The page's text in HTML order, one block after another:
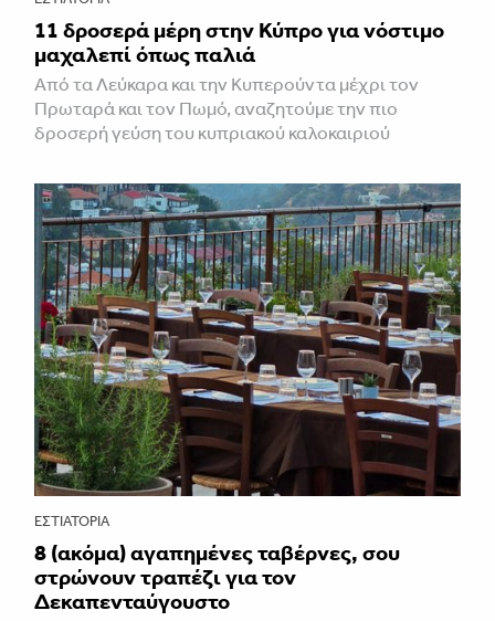
11 δροσερά μέρη στην Κύπρο για νόστιμο
μαχαλεπί όπως παλιά
Από τα Λεύκαρα και την Κυπερούντα μέχρι τον
Πρωταρά και τον Πωμό, αναζητούμε την πιο
δροσερή γεύση του κυπριακού καλοκαιριού
ΕΣΤΙΑΤΌΡΙΑ
8 (ακόμα) αγαπημένες ταβέρνες, σου
στρώνουν τραπέζι για τον
Δεκαπενταύγουστο